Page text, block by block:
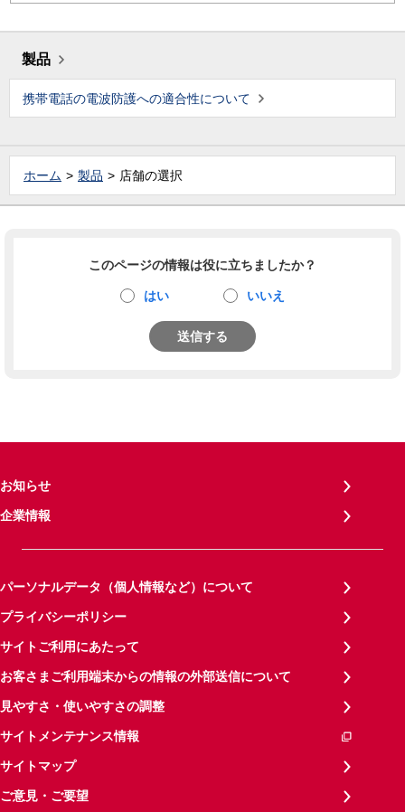
製品
携帯電話の電波防護への適合性について
ホーム 製品 店舗の選択
このページの情報は役に立ちましたか？
はい いいえ
送信する
お知らせ
企業情報
パーソナルデータ（個人情報など）について
プライバシーポリシー
サイトご利用にあたって
お客さまご利用端末からの情報の外部送信について
見やすさ・使いやすさの調整
サイトメンテナンス情報
サイトマップ
ご意見・ご要望